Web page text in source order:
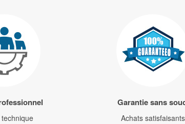
Garantie sans
Achats satisfaisants